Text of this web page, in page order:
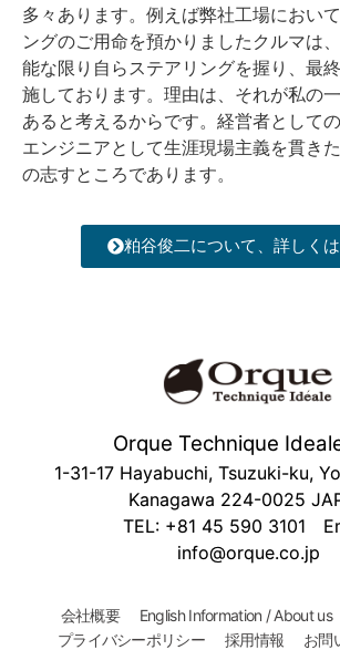
多々あります。例えば弊社工場におい
ングのご用命を預かりましたクルマは
能な限り自らステアリングを握り、最
施しております。理由は、それが私の
あると考えるからです。経営者として
エンジニアとして生涯現場主義を貫き
の志すところであります。
粕谷俊二について、詳しく
Orque Technique
1-31-17 Hayabuchi, Tsuzuki-ku,
Kanagawa 224-0025
TEL: +81 45 590 3101
info@orque.co.jp
会社概要 English Information / About us
プライバシーポリシー
採用情報 お問